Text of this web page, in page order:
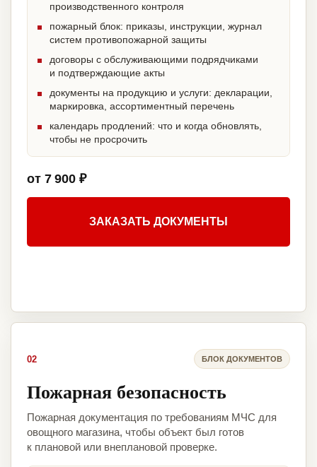
производственного контроля
пожарный блок: приказы, инструкции, журнал
систем противопожарной защиты
договоры с обслуживающими подрядчиками
и подтверждающие акты
документы на продукцию и услуги: декларации,
маркировка, ассортиментный перечень
календарь продлений: что и когда обновлять,
чтобы не просрочить
от 7 900 ₽
ЗАКАЗАТЬ ДОКУМЕНТЫ
02 БЛОК ДОКУМЕНТОВ
Пожарная безопасность
Пожарная документация по требованиям МЧС для
овощного магазина, чтобы объект был готов
к плановой или внеплановой проверке.